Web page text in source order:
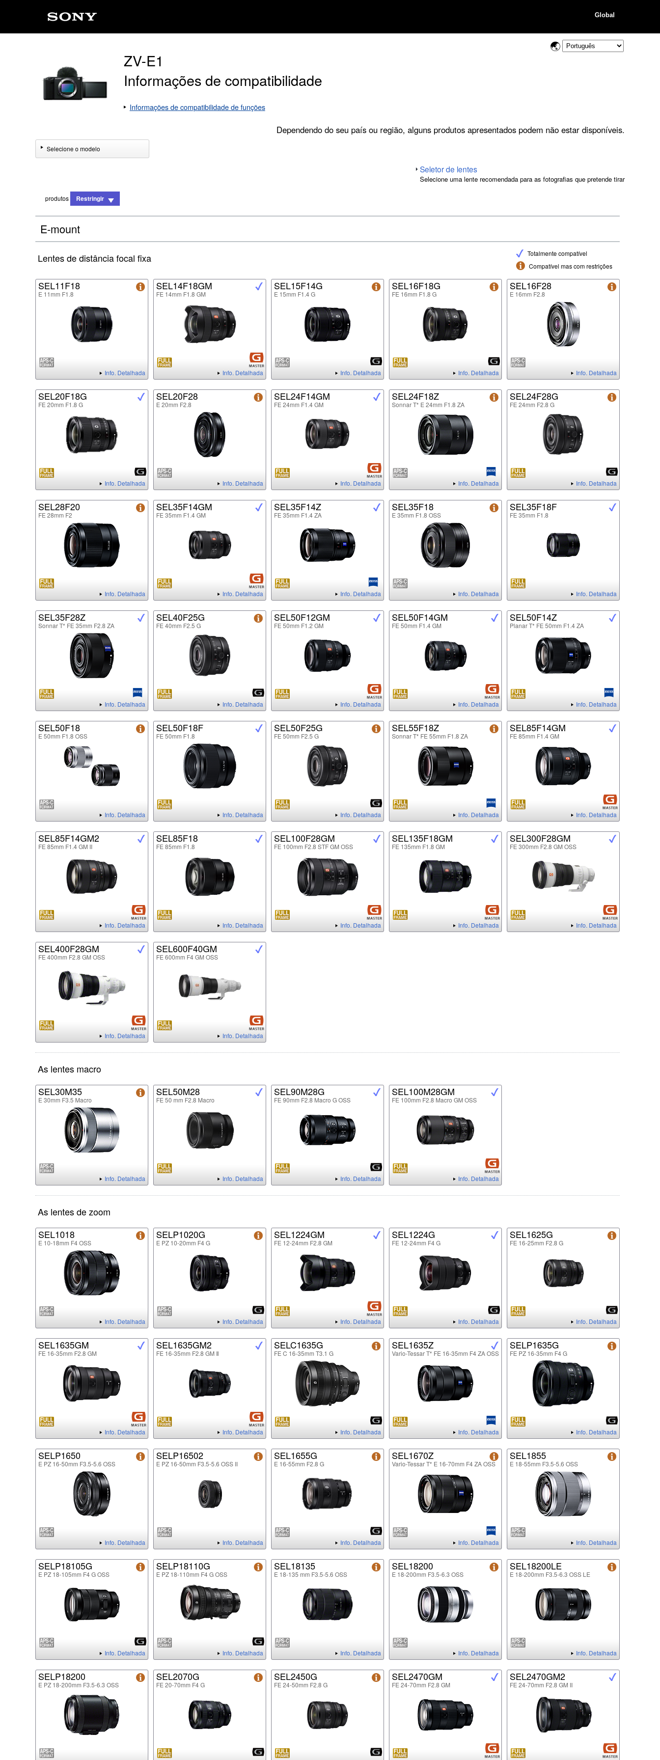
Global
ZV-E1
Informações de compatibilidade
Informações de compatibilidade de funções
Dependendo do seu país ou região, alguns produtos apresentados podem não estar disponíveis.
Selecione o modelo
Seletor de lentes
Selecione uma lente recomendada para as fotografias que pretende tirar
produtos Restringir
E-mount
Totalmente compatível
Compatível mas com restrições
Lentes de distância focal fixa
SEL11F18
E 11mm F1.8
Info. Detalhada
SEL14F18GM
FE 14mm F1.8 GM
Info. Detalhada
SEL15F14G
E 15mm F1.4 G
Info. Detalhada
SEL16F18G
FE 16mm F1.8 G
Info. Detalhada
SEL16F28
E 16mm F2.8
Info. Detalhada
SEL20F18G
FE 20mm F1.8 G
Info. Detalhada
SEL20F28
E 20mm F2.8
Info. Detalhada
SEL24F14GM
FE 24mm F1.4 GM
Info. Detalhada
SEL24F18Z
Sonnar T* E 24mm F1.8 ZA
Info. Detalhada
SEL24F28G
FE 24mm F2.8 G
Info. Detalhada
SEL28F20
FE 28mm F2
Info. Detalhada
SEL35F14GM
FE 35mm F1.4 GM
Info. Detalhada
SEL35F14Z
FE 35mm F1.4 ZA
Info. Detalhada
SEL35F18
E 35mm F1.8 OSS
Info. Detalhada
SEL35F18F
FE 35mm F1.8
Info. Detalhada
SEL35F28Z
Sonnar T* FE 35mm F2.8 ZA
Info. Detalhada
SEL40F25G
FE 40mm F2.5 G
Info. Detalhada
SEL50F12GM
FE 50mm F1.2 GM
Info. Detalhada
SEL50F14GM
FE 50mm F1.4 GM
Info. Detalhada
SEL50F14Z
Planar T* FE 50mm F1.4 ZA
Info. Detalhada
SEL50F18
E 50mm F1.8 OSS
Info. Detalhada
SEL50F18F
FE 50mm F1.8
Info. Detalhada
SEL50F25G
FE 50mm F2.5 G
Info. Detalhada
SEL55F18Z
Sonnar T* FE 55mm F1.8 ZA
Info. Detalhada
SEL85F14GM
FE 85mm F1.4 GM
Info. Detalhada
SEL85F14GM2
FE 85mm F1.4 GM II
Info. Detalhada
SEL85F18
FE 85mm F1.8
Info. Detalhada
SEL100F28GM
FE 100mm F2.8 STF GM OSS
Info. Detalhada
SEL135F18GM
FE 135mm F1.8 GM
Info. Detalhada
SEL300F28GM
FE 300mm F2.8 GM OSS
Info. Detalhada
SEL400F28GM
FE 400mm F2.8 GM OSS
Info. Detalhada
SEL600F40GM
FE 600mm F4 GM OSS
Info. Detalhada
As lentes macro
SEL30M35
E 30mm F3.5 Macro
Info. Detalhada
SEL50M28
FE 50 mm F2.8 Macro
Info. Detalhada
SEL90M28G
FE 90mm F2.8 Macro G OSS
Info. Detalhada
SEL100M28GM
FE 100mm F2.8 Macro GM OSS
Info. Detalhada
As lentes de zoom
SEL1018
E 10-18mm F4 OSS
Info. Detalhada
SELP1020G
E PZ 10-20mm F4 G
Info. Detalhada
SEL1224GM
FE 12-24mm F2.8 GM
Info. Detalhada
SEL1224G
FE 12-24mm F4 G
Info. Detalhada
SEL1625G
FE 16-25mm F2.8 G
Info. Detalhada
SEL1635GM
FE 16-35mm F2.8 GM
Info. Detalhada
SEL1635GM2
FE 16-35mm F2.8 GM Ⅱ
Info. Detalhada
SELC1635G
FE C 16-35mm T3.1 G
Info. Detalhada
SEL1635Z
Vario-Tessar T* FE 16-35mm F4 ZA OSS
Info. Detalhada
SELP1635G
FE PZ 16-35mm F4 G
Info. Detalhada
SELP1650
E PZ 16-50mm F3.5-5.6 OSS
Info. Detalhada
SELP16502
E PZ 16-50mm F3.5-5.6 OSS II
Info. Detalhada
SEL1655G
E 16-55mm F2.8 G
Info. Detalhada
SEL1670Z
Vario-Tessar T* E 16-70mm F4 ZA OSS
Info. Detalhada
SEL1855
E 18-55mm F3.5-5.6 OSS
Info. Detalhada
SELP18105G
E PZ 18-105mm F4 G OSS
Info. Detalhada
SELP18110G
E PZ 18-110mm F4 G OSS
Info. Detalhada
SEL18135
E 18-135 mm F3.5-5.6 OSS
Info. Detalhada
SEL18200
E 18-200mm F3.5-6.3 OSS
Info. Detalhada
SEL18200LE
E 18-200mm F3.5-6.3 OSS LE
Info. Detalhada
SELP18200
E PZ 18-200mm F3.5-6.3 OSS
SEL2070G
FE 20-70mm F4 G
SEL2450G
FE 24-50mm F2.8 G
SEL2470GM
FE 24-70mm F2.8 GM
SEL2470GM2
FE 24-70mm F2.8 GM II